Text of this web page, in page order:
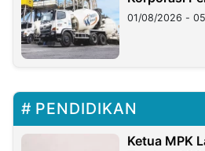
Ritto
01/08/2026 -
PENDIDIKAN
Ketua MPK